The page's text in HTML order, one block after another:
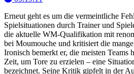
Erneut geht es um die vermeintliche
Spielsituationen durch Trainer und
die aktuelle WM-Qualifikation mit
bei Moumouche und kritisiert die
Ironisch bemerkt er, die meisten Teams
Zeit, um Tore zu erzielen – eine
bezeichnet. Seine Kritik gipfelt in der